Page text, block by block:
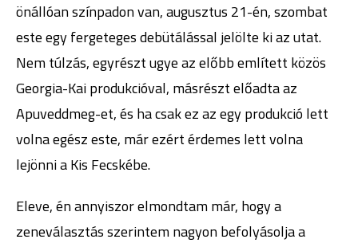
önállóan színpadon van, augusztus 21-én, szombat
este egy fergeteges debütálással jelölte ki az utat.
Nem túlzás, egyrészt ugye az előbb említett közös
Georgia-Kai produkcióval, másrészt előadta az
Apuveddmeg-et, és ha csak ez az egy produkció lett
volna egész este, már ezért érdemes lett volna
lejönni a Kis Fecskébe.
Eleve, én annyiszor elmondtam már, hogy a
zeneválasztás szerintem nagyon befolyásolja a